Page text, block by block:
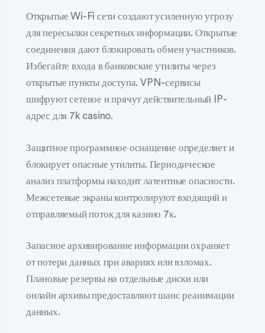
Открытые Wi-Fi сети создают усиленную угрозу
для пересылки секретных информации. Открытые
соединения дают блокировать обмен участников.
Избегайте входа в банковские утилиты через
открытые пункты доступа. VPN-сервисы
шифруют сетевое и прячут действительный IP-
адрес для 7k casino.
Защитное программное оснащение определяет и
блокирует опасные утилиты. Периодическое
анализ платформы находит латентные опасности.
Межсетевые экраны контролируют входящий и
отправляемый поток для казино 7к.
Запасное архивирование информации охраняет
от потери данных при авариях или взломах.
Плановые резервы на отдельные диски или
онлайн архивы предоставляют шанс реанимации
данных.